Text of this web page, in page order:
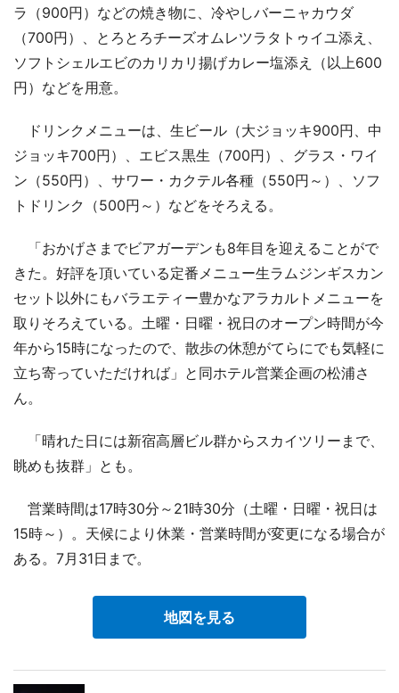
ラ（900円）などの焼き物に、冷やしバーニャカウダ
（700円）、とろとろチーズオムレツラタトゥイユ添え、
ソフトシェルエビのカリカリ揚げカレー塩添え（以上600
円）などを用意。
ドリンクメニューは、生ビール（大ジョッキ900円、中
ジョッキ700円）、エビス黒生（700円）、グラス・ワイ
ン（550円）、サワー・カクテル各種（550円～）、ソフ
トドリンク（500円～）などをそろえる。
「おかげさまでビアガーデンも8年目を迎えることがで
きた。好評を頂いている定番メニュー生ラムジンギスカン
セット以外にもバラエティー豊かなアラカルトメニューを
取りそろえている。土曜・日曜・祝日のオープン時間が今
年から15時になったので、散歩の休憩がてらにでも気軽に
立ち寄っていただければ」と同ホテル営業企画の松浦さ
ん。
「晴れた日には新宿高層ビル群からスカイツリーまで、
眺めも抜群」とも。
営業時間は17時30分～21時30分（土曜・日曜・祝日は
15時～）。天候により休業・営業時間が変更になる場合が
ある。7月31日まで。
地図を見る